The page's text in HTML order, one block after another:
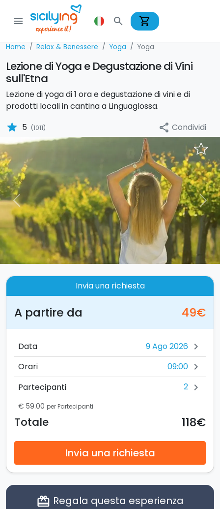
menu search shopping_cart
Home Relax & Benessere Yoga Yoga
Lezione di Yoga e Degustazione di Vini
sull'Etna
Lezione di yoga di 1 ora e degustazione di vini e di
prodotti locali in cantina a Linguaglossa.
star 5 (1011) share Condividi
Previous Next
Invia una richiesta
A partire da 49€
Data chevron_right
Orari 09:00 chevron_right
Partecipanti 2 chevron_right
€ 59.00 per Partecipanti
Totale 118€
Invia una richiesta
card_giftcard Regala questa esperienza